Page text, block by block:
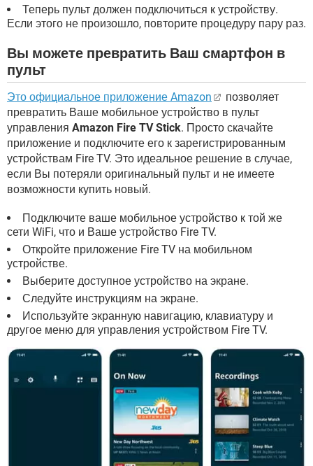
Теперь пульт должен подключиться к устройству.
Если этого не произошло, повторите процедуру пару раз.
Вы можете превратить Ваш смартфон в
пульт
Это официальное приложение Amazon
позволяет
превратить Ваше мобильное устройство в пульт
управления Amazon Fire TV Stick. Просто скачайте
приложение и подключите его к зарегистрированным
устройствам Fire TV. Это идеальное решение в случае,
если Вы потеряли оригинальный пульт и не имеете
возможности купить новый.
Подключите ваше мобильное устройство к той же
сети WiFi, что и Ваше устройство Fire TV.
Откройте приложение Fire TV на мобильном
устройстве.
Выберите доступное устройство на экране.
Следуйте инструкциям на экране.
Используйте экранную навигацию, клавиатуру и
другое меню для управления устройством Fire TV.